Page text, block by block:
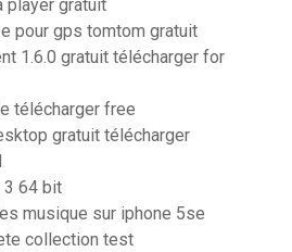
player gratuit
pour gps tomtom gratuit
1.6.0 gratuit télécharger for
télécharger free
gratuit télécharger
3 64 bit
musique sur iphone 5se
collection test